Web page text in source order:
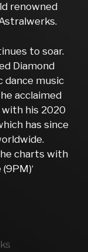
renowned
to soar.
Diamond
dance music
acclaimed
his 2020
has since
charts with